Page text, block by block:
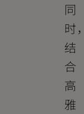
同
时，
结
合
高
雅